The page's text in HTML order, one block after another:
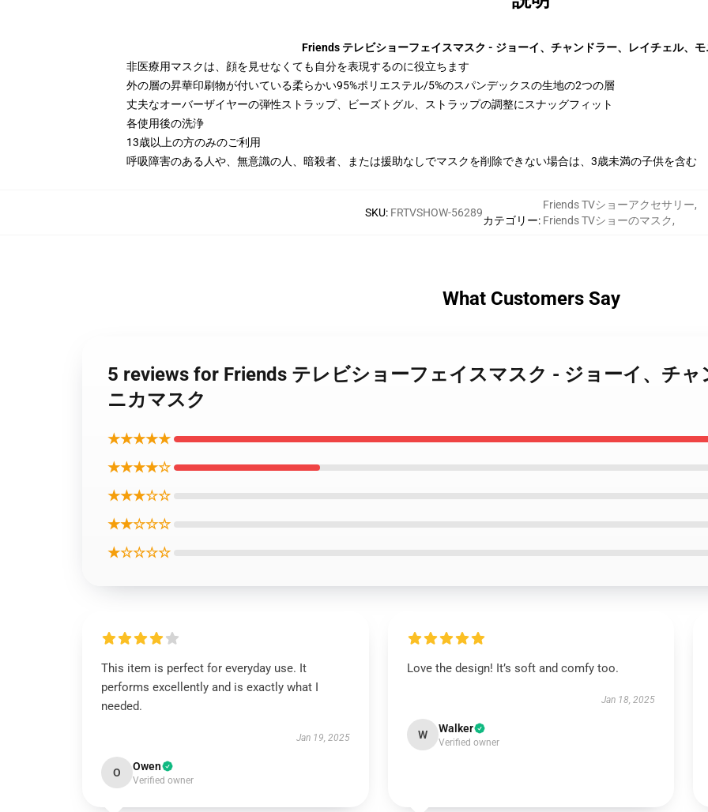
Friends テレビショーフェイスマスク - ジョーイ、チャンドラー、レイチェル、モ
非医療用マスクは、顔を見せなくても自分を表現するのに役立ちます
外の層の昇華印刷物が付いている柔らかい95%ポリエステル/5%のスパンデックスの生地の2つの層
丈夫なオーバーザイヤーの弾性ストラップ、ビーズトグル、ストラップの調整にスナッグフィット
各使用後の洗浄
13歳以上の方のみのご利用
呼吸障害のある人や、無意識の人、暗殺者、または援助なしでマスクを削除できない場合は、3歳未満の子供を含む
SKU: FRTVSHOW-56289
カテゴリー:
Friends TVショーアクセサリー,
Friends TVショーのマスク,
What Customers Say
5 reviews for Friends テレビショーフェイスマスク - ジョーイ、チ
ニカマスク
★★★★★
★★★★☆
★★★☆☆
★★☆☆☆
★☆☆☆☆
This item is perfect for everyday use. It
performs excellently and is exactly what I
needed.
Jan 19, 2025
O Owen
Verified owner
Love the design! It’s soft and comfy too.
Jan 18, 2025
W Walker
Verified owner